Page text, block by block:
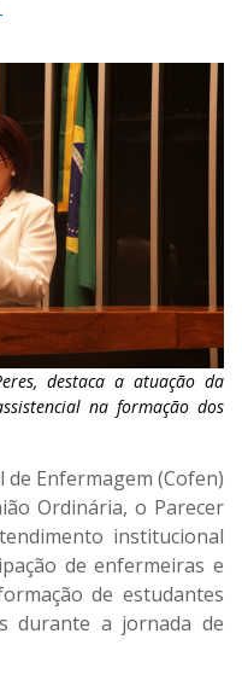
destaca a atuação da
na formação dos
de Enfermagem (Cofen)
Ordinária, o Parecer
institucional
de enfermeiras e
de estudantes
durante a jornada de